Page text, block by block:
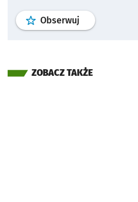
Obserwuj profil
ZOBACZ TAKŻE